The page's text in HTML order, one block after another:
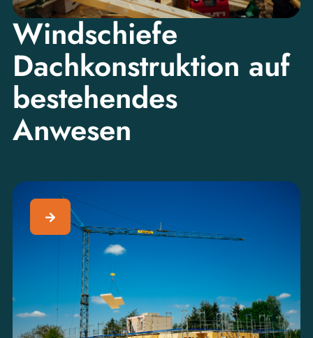
Windschiefe
Dachkonstruktion auf
bestehendes
Anwesen